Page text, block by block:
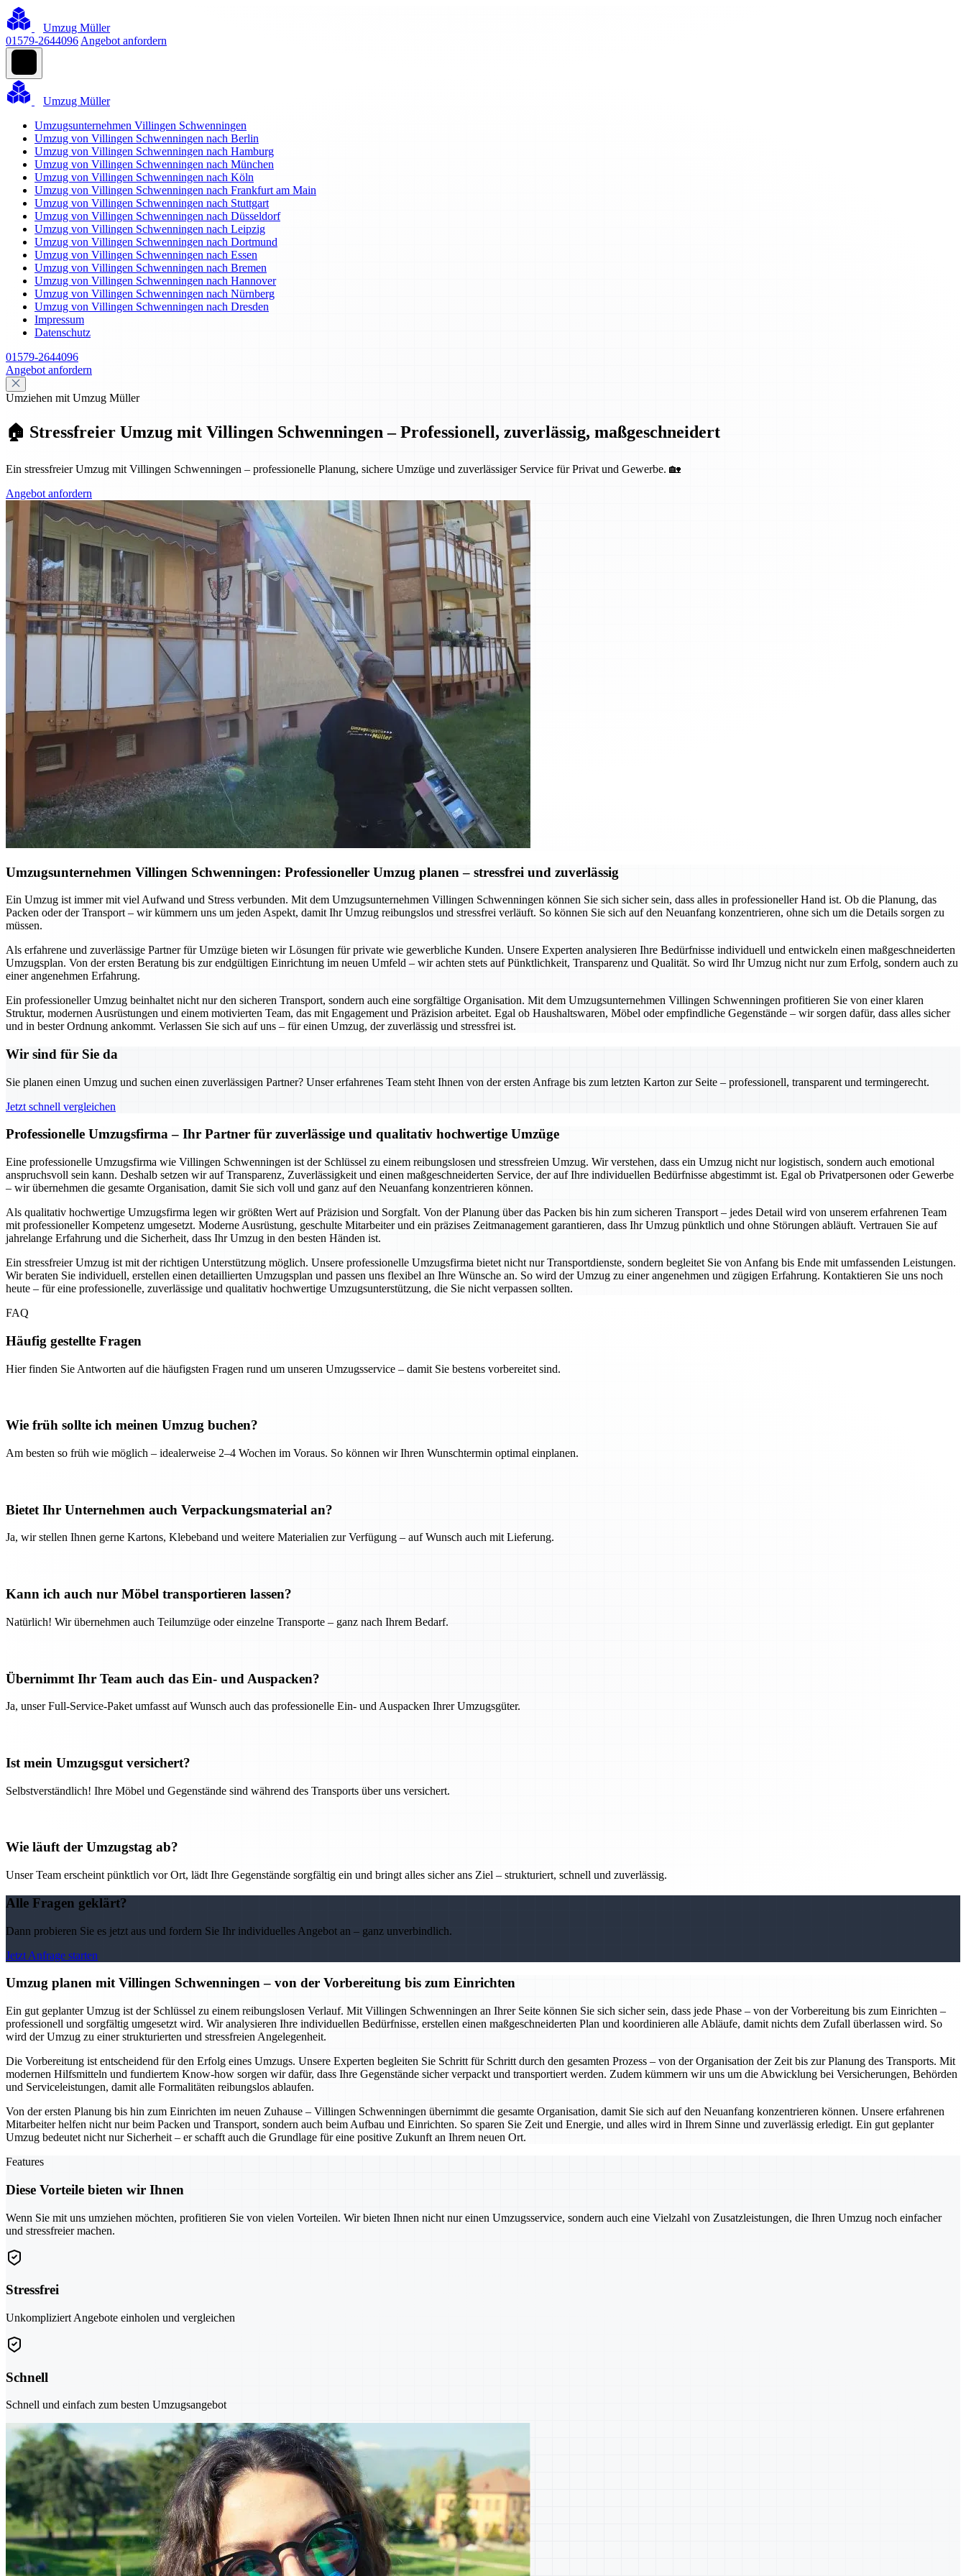
Umzug Müller
01579-2644096 Angebot anfordern
Umzug Müller
Umzugsunternehmen Villingen Schwenningen
Umzug von Villingen Schwenningen nach Berlin
Umzug von Villingen Schwenningen nach Hamburg
Umzug von Villingen Schwenningen nach München
Umzug von Villingen Schwenningen nach Köln
Umzug von Villingen Schwenningen nach Frankfurt am Main
Umzug von Villingen Schwenningen nach Stuttgart
Umzug von Villingen Schwenningen nach Düsseldorf
Umzug von Villingen Schwenningen nach Leipzig
Umzug von Villingen Schwenningen nach Dortmund
Umzug von Villingen Schwenningen nach Essen
Umzug von Villingen Schwenningen nach Bremen
Umzug von Villingen Schwenningen nach Hannover
Umzug von Villingen Schwenningen nach Nürnberg
Umzug von Villingen Schwenningen nach Dresden
Impressum
Datenschutz
01579-2644096
Angebot anfordern
Umziehen mit Umzug Müller
🏠 Stressfreier Umzug mit Villingen Schwenningen – Professionell, zuverlässig, maßgeschneidert
Ein stressfreier Umzug mit Villingen Schwenningen – professionelle Planung, sichere Umzüge und zuverlässiger Service für Privat und Gewerbe. 🏡
Angebot anfordern
Umzugsunternehmen Villingen Schwenningen: Professioneller Umzug planen – stressfrei und zuverlässig
Ein Umzug ist immer mit viel Aufwand und Stress verbunden. Mit dem Umzugsunternehmen Villingen Schwenningen können Sie sich sicher sein, dass alles in professioneller Hand ist. Ob die Planung, das
Packen oder der Transport – wir kümmern uns um jeden Aspekt, damit Ihr Umzug reibungslos und stressfrei verläuft. So können Sie sich auf den Neuanfang konzentrieren, ohne sich um die Details sorgen zu
müssen.
Als erfahrene und zuverlässige Partner für Umzüge bieten wir Lösungen für private wie gewerbliche Kunden. Unsere Experten analysieren Ihre Bedürfnisse individuell und entwickeln einen maßgeschneiderten
Umzugsplan. Von der ersten Beratung bis zur endgültigen Einrichtung im neuen Umfeld – wir achten stets auf Pünktlichkeit, Transparenz und Qualität. So wird Ihr Umzug nicht nur zum Erfolg, sondern auch zu
einer angenehmen Erfahrung.
Ein professioneller Umzug beinhaltet nicht nur den sicheren Transport, sondern auch eine sorgfältige Organisation. Mit dem Umzugsunternehmen Villingen Schwenningen profitieren Sie von einer klaren
Struktur, modernen Ausrüstungen und einem motivierten Team, das mit Engagement und Präzision arbeitet. Egal ob Haushaltswaren, Möbel oder empfindliche Gegenstände – wir sorgen dafür, dass alles sicher
und in bester Ordnung ankommt. Verlassen Sie sich auf uns – für einen Umzug, der zuverlässig und stressfrei ist.
Wir sind für Sie da
Sie planen einen Umzug und suchen einen zuverlässigen Partner? Unser erfahrenes Team steht Ihnen von der ersten Anfrage bis zum letzten Karton zur Seite – professionell, transparent und termingerecht.
Jetzt schnell vergleichen
Professionelle Umzugsfirma – Ihr Partner für zuverlässige und qualitativ hochwertige Umzüge
Eine professionelle Umzugsfirma wie Villingen Schwenningen ist der Schlüssel zu einem reibungslosen und stressfreien Umzug. Wir verstehen, dass ein Umzug nicht nur logistisch, sondern auch emotional
anspruchsvoll sein kann. Deshalb setzen wir auf Transparenz, Zuverlässigkeit und einen maßgeschneiderten Service, der auf Ihre individuellen Bedürfnisse abgestimmt ist. Egal ob Privatpersonen oder Gewerbe
– wir übernehmen die gesamte Organisation, damit Sie sich voll und ganz auf den Neuanfang konzentrieren können.
Als qualitativ hochwertige Umzugsfirma legen wir größten Wert auf Präzision und Sorgfalt. Von der Planung über das Packen bis hin zum sicheren Transport – jedes Detail wird von unserem erfahrenen Team
mit professioneller Kompetenz umgesetzt. Moderne Ausrüstung, geschulte Mitarbeiter und ein präzises Zeitmanagement garantieren, dass Ihr Umzug pünktlich und ohne Störungen abläuft. Vertrauen Sie auf
jahrelange Erfahrung und die Sicherheit, dass Ihr Umzug in den besten Händen ist.
Ein stressfreier Umzug ist mit der richtigen Unterstützung möglich. Unsere professionelle Umzugsfirma bietet nicht nur Transportdienste, sondern begleitet Sie von Anfang bis Ende mit umfassenden Leistungen.
Wir beraten Sie individuell, erstellen einen detaillierten Umzugsplan und passen uns flexibel an Ihre Wünsche an. So wird der Umzug zu einer angenehmen und zügigen Erfahrung. Kontaktieren Sie uns noch
heute – für eine professionelle, zuverlässige und qualitativ hochwertige Umzugsunterstützung, die Sie nicht verpassen sollten.
FAQ
Häufig gestellte Fragen
Hier finden Sie Antworten auf die häufigsten Fragen rund um unseren Umzugsservice – damit Sie bestens vorbereitet sind.
Wie früh sollte ich meinen Umzug buchen?
Am besten so früh wie möglich – idealerweise 2–4 Wochen im Voraus. So können wir Ihren Wunschtermin optimal einplanen.
Bietet Ihr Unternehmen auch Verpackungsmaterial an?
Ja, wir stellen Ihnen gerne Kartons, Klebeband und weitere Materialien zur Verfügung – auf Wunsch auch mit Lieferung.
Kann ich auch nur Möbel transportieren lassen?
Natürlich! Wir übernehmen auch Teilumzüge oder einzelne Transporte – ganz nach Ihrem Bedarf.
Übernimmt Ihr Team auch das Ein- und Auspacken?
Ja, unser Full-Service-Paket umfasst auf Wunsch auch das professionelle Ein- und Auspacken Ihrer Umzugsgüter.
Ist mein Umzugsgut versichert?
Selbstverständlich! Ihre Möbel und Gegenstände sind während des Transports über uns versichert.
Wie läuft der Umzugstag ab?
Unser Team erscheint pünktlich vor Ort, lädt Ihre Gegenstände sorgfältig ein und bringt alles sicher ans Ziel – strukturiert, schnell und zuverlässig.
Alle Fragen geklärt?
Dann probieren Sie es jetzt aus und fordern Sie Ihr individuelles Angebot an – ganz unverbindlich.
Jetzt Anfrage starten
Umzug planen mit Villingen Schwenningen – von der Vorbereitung bis zum Einrichten
Ein gut geplanter Umzug ist der Schlüssel zu einem reibungslosen Verlauf. Mit Villingen Schwenningen an Ihrer Seite können Sie sich sicher sein, dass jede Phase – von der Vorbereitung bis zum Einrichten –
professionell und sorgfältig umgesetzt wird. Wir analysieren Ihre individuellen Bedürfnisse, erstellen einen maßgeschneiderten Plan und koordinieren alle Abläufe, damit nichts dem Zufall überlassen wird. So
wird der Umzug zu einer strukturierten und stressfreien Angelegenheit.
Die Vorbereitung ist entscheidend für den Erfolg eines Umzugs. Unsere Experten begleiten Sie Schritt für Schritt durch den gesamten Prozess – von der Organisation der Zeit bis zur Planung des Transports. Mit
modernen Hilfsmitteln und fundiertem Know-how sorgen wir dafür, dass Ihre Gegenstände sicher verpackt und transportiert werden. Zudem kümmern wir uns um die Abwicklung bei Versicherungen, Behörden
und Serviceleistungen, damit alle Formalitäten reibungslos ablaufen.
Von der ersten Planung bis hin zum Einrichten im neuen Zuhause – Villingen Schwenningen übernimmt die gesamte Organisation, damit Sie sich auf den Neuanfang konzentrieren können. Unsere erfahrenen
Mitarbeiter helfen nicht nur beim Packen und Transport, sondern auch beim Aufbau und Einrichten. So sparen Sie Zeit und Energie, und alles wird in Ihrem Sinne und zuverlässig erledigt. Ein gut geplanter
Umzug bedeutet nicht nur Sicherheit – er schafft auch die Grundlage für eine positive Zukunft an Ihrem neuen Ort.
Features
Diese Vorteile bieten wir Ihnen
Wenn Sie mit uns umziehen möchten, profitieren Sie von vielen Vorteilen. Wir bieten Ihnen nicht nur einen Umzugsservice, sondern auch eine Vielzahl von Zusatzleistungen, die Ihren Umzug noch einfacher
und stressfreier machen.
Stressfrei
Unkompliziert Angebote einholen und vergleichen
Schnell
Schnell und einfach zum besten Umzugsangebot